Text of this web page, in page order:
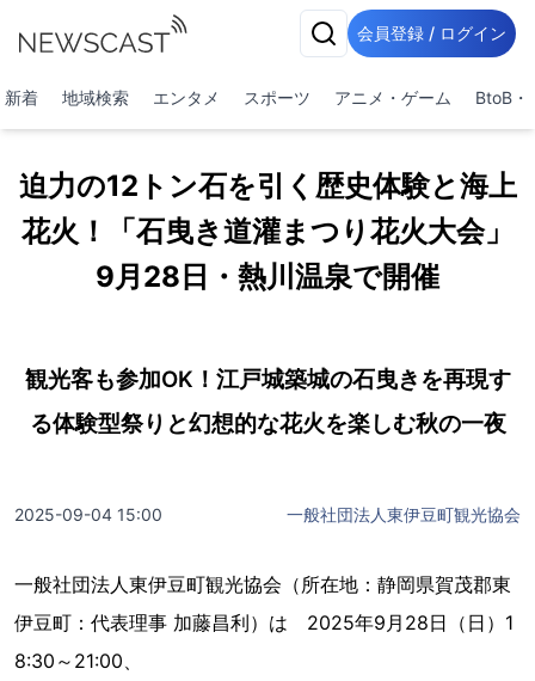
会員登録 / ログイン
新着 地域検索 エンタメ スポーツ アニメ・ゲーム BtoB・
迫力の12トン石を引く歴史体験と海上
花火！「石曳き道灌まつり花火大会」
9月28日・熱川温泉で開催
観光客も参加OK！江戸城築城の石曳きを再現す
る体験型祭りと幻想的な花火を楽しむ秋の一夜
2025-09-04 15:00 一般社団法人東伊豆町観光協会
一般社団法人東伊豆町観光協会（所在地：静岡県賀茂郡東
伊豆町：代表理事 加藤昌利）は 2025年9月28日（日）1
8:30～21:00、